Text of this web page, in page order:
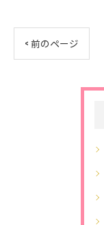
< 前のページ